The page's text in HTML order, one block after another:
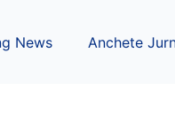
News Anchete